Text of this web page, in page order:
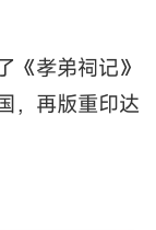
《孝弟祠记》
，再版重印达